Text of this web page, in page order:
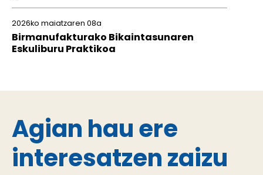
2026ko maiatzaren 08a
Birmanufakturako Bikaintasunaren
Eskuliburu Praktikoa
Agian hau ere
interesatzen zaizu